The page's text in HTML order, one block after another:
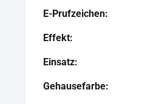
LIEFERUMFANG:
1x Paar Blinkerhalter
E-Prufzeichen:
Effekt:
Einsatz:
Gehausefarbe: